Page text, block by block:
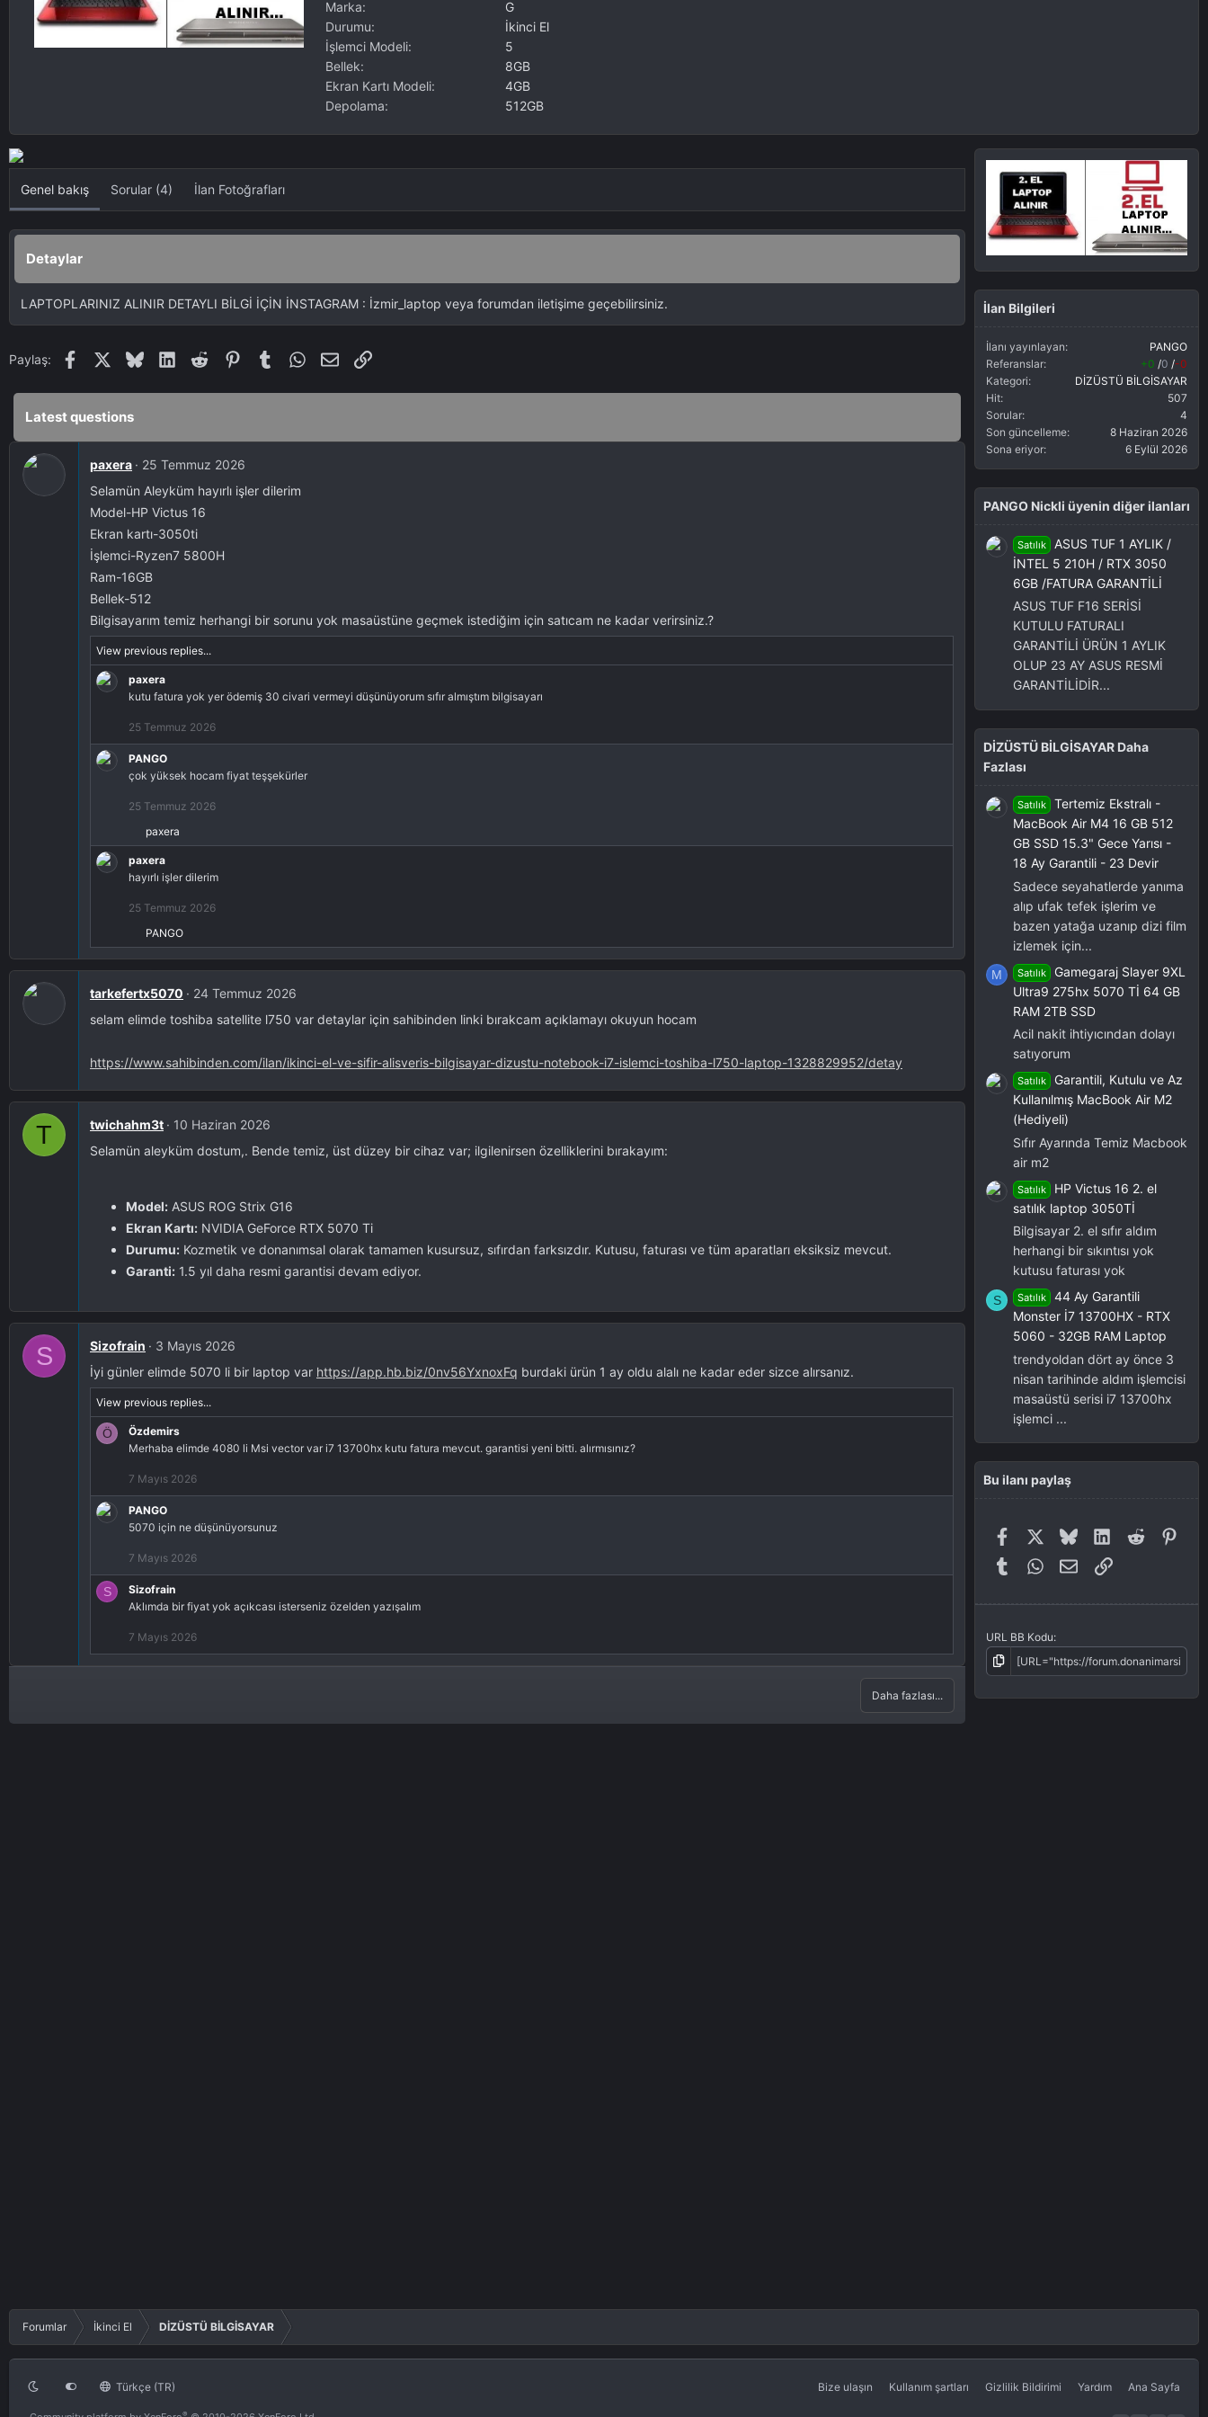
y
a
y
ı
n
a
a
Marka
G
Durumu
İkinci El
İşlemci Modeli
5
Bellek
8GB
Ekran Kartı Modeli
4GB
Depolama
512GB
Genel bakış Sorular (4) İlan Fotoğrafları
Detaylar
LAPTOPLARINIZ ALINIR DETAYLI BİLGİ İÇİN İNSTAGRAM : İzmir_laptop veya forumdan iletişime geçebilirsiniz.
Paylaş: Facebook BlueskyLinkedInReddit PinterestTumblrWhatsApp
E-postaLink
Latest questions
paxera
25 Temmuz 2026
Selamün Aleyküm hayırlı işler dilerim
Model-HP Victus 16
Ekran kartı-3050ti
İşlemci-Ryzen7 5800H
Ram-16GB
Bellek-512
Bilgisayarım temiz herhangi bir sorunu yok masaüstüne geçmek istediğim için satıcam ne kadar verirsiniz.?
View previous replies...
paxera
kutu fatura yok yer ödemiş 30 civari vermeyi düşünüyorum sıfır almıştım bilgisayarı
25 Temmuz 2026
PANGO
çok yüksek hocam fiyat teşşekürler
25 Temmuz 2026
e
a
s
o
l
r
paxera
paxera
hayırlı işler dilerim
25 Temmuz 2026
e
a
k
i
o
l
r
:
PANGO
tarkefertx5070
24 Temmuz 2026
selam elimde toshiba satellite l750 var detaylar için sahibinden linki bırakcam açıklamayı okuyun hocam
https://www.sahibinden.com/ilan/ikinci-el-ve-sifir-alisveris-bilgisayar-dizustu-notebook-i7-islemci-toshiba-l750-laptop-1328829952/detay
T twichahm3t
10 Haziran 2026
Selamün aleyküm dostum,. Bende temiz, üst düzey bir cihaz var; ilgilenirsen özelliklerini bırakayım:
Model: ASUS ROG Strix G16
Ekran Kartı: NVIDIA GeForce RTX 5070 Ti
Durumu: Kozmetik ve donanımsal olarak tamamen kusursuz, sıfırdan farksızdır. Kutusu, faturası ve tüm aparatları eksiksiz mevcut.
Garanti: 1.5 yıl daha resmi garantisi devam ediyor.
S Sizofrain
3 Mayıs 2026
İyi günler elimde 5070 li bir laptop var https://app.hb.biz/0nv56YxnoxFq burdaki ürün 1 ay oldu alalı ne kadar eder sizce alırsanız.
View previous replies...
Ö
Özdemirs
Merhaba elimde 4080 li Msi vector var i7 13700hx kutu fatura mevcut. garantisi yeni bitti. alırmısınız?
7 Mayıs 2026
PANGO
5070 için ne düşünüyorsunuz
7 Mayıs 2026
S
Sizofrain
Aklımda bir fiyat yok açıkcası isterseniz özelden yazışalım
7 Mayıs 2026
Daha fazlası...
İlan Bilgileri
İlanı yayınlayan
PANGO
Referanslar
+0 /0 /-0
Kategori
DİZÜSTÜ BİLGİSAYAR
Hit
507
Sorular
4
Son güncelleme
8 Haziran 2026
Sona eriyor
6 Eylül 2026
PANGO Nickli üyenin diğer ilanları
Satılık
ASUS TUF 1 AYLIK /
İNTEL 5 210H / RTX 3050
6GB /FATURA GARANTİLİ
ASUS TUF F16 SERİSİ
KUTULU FATURALI
GARANTİLİ ÜRÜN 1 AYLIK
OLUP 23 AY ASUS RESMİ
GARANTİLİDİR...
DİZÜSTÜ BİLGİSAYAR Daha
Fazlası
Satılık
Tertemiz Ekstralı -
MacBook Air M4 16 GB 512
GB SSD 15.3" Gece Yarısı -
18 Ay Garantili - 23 Devir
Sadece seyahatlerde yanıma
alıp ufak tefek işlerim ve
bazen yatağa uzanıp dizi film
izlemek için...
M Satılık
Gamegaraj Slayer 9XL
Ultra9 275hx 5070 Tİ 64 GB
RAM 2TB SSD
Acil nakit ihtiyıcından dolayı
satıyorum
Satılık
Garantili, Kutulu ve Az
Kullanılmış MacBook Air M2
(Hediyeli)
Sıfır Ayarında Temiz Macbook
air m2
Satılık
HP Victus 16 2. el
satılık laptop 3050Tİ
Bilgisayar 2. el sıfır aldım
herhangi bir sıkıntısı yok
kutusu faturası yok
S Satılık
44 Ay Garantili
Monster İ7 13700HX - RTX
5060 - 32GB RAM Laptop
trendyoldan dört ay önce 3
nisan tarihinde aldım işlemcisi
masaüstü serisi i7 13700hx
işlemci ...
Bu ilanı paylaş
Facebook BlueskyLinkedInReddit
TumblrWhatsApp
E-postaLink
URL BB Kodu
Forumlar İkinci El DİZÜSTÜ BİLGİSAYAR
Türkçe (TR) Bize ulaşın Kullanım şartları Gizlilik Bildirimi Yardım Ana Sayfa
®